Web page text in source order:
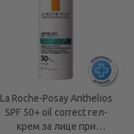
La Roche-Posay Anthelios
SPF 50+ oil correct гел-
крем за лице при